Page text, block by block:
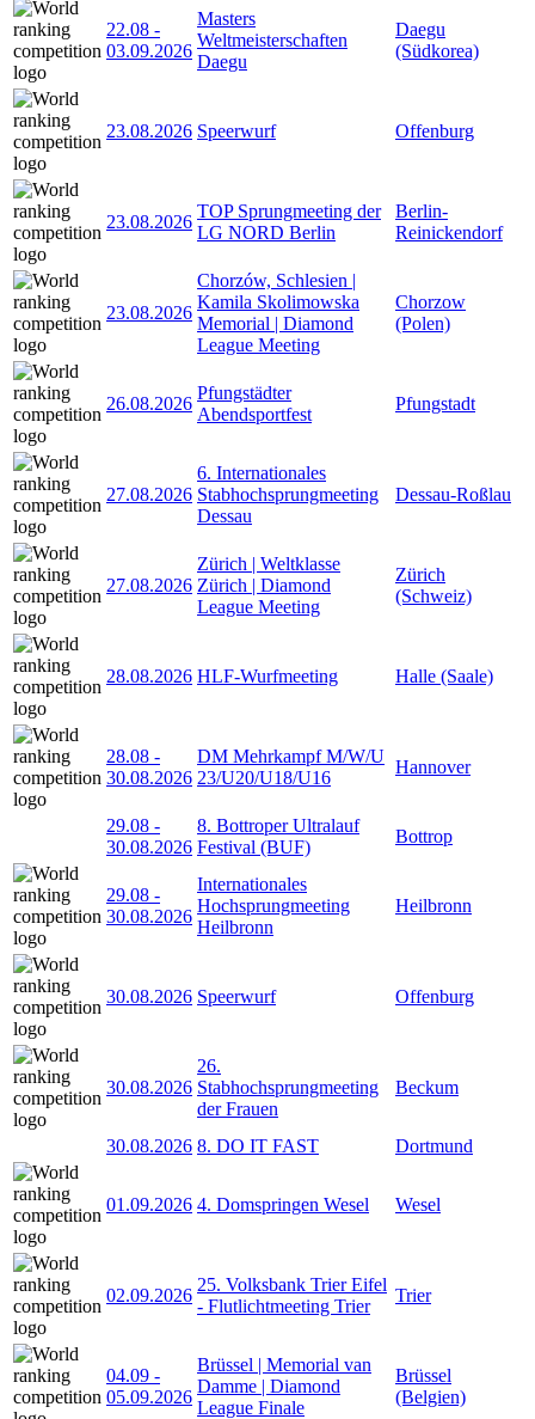
22.08 -
03.09.2026
Masters
Weltmeisterschaften
Daegu
Daegu
(Südkorea)
23.08.2026 Speerwurf Offenburg
23.08.2026
TOP Sprungmeeting der
LG NORD Berlin
Berlin-
Reinickendorf
23.08.2026
Chorzów, Schlesien |
Kamila Skolimowska
Memorial | Diamond
League Meeting
Chorzow
(Polen)
26.08.2026
Pfungstädter
Abendsportfest
Pfungstadt
27.08.2026
6. Internationales
Stabhochsprungmeeting
Dessau
Dessau-Roßlau
27.08.2026
Zürich | Weltklasse
Zürich | Diamond
League Meeting
Zürich
(Schweiz)
28.08.2026 HLF-Wurfmeeting Halle (Saale)
28.08 -
30.08.2026
DM Mehrkampf M/W/U
23/U20/U18/U16
Hannover
29.08 -
30.08.2026
8. Bottroper Ultralauf
Festival (BUF)
Bottrop
29.08 -
30.08.2026
Internationales
Hochsprungmeeting
Heilbronn
Heilbronn
30.08.2026 Speerwurf Offenburg
30.08.2026
26.
Stabhochsprungmeeting
der Frauen
Beckum
30.08.2026 8. DO IT FAST Dortmund
01.09.2026 4. Domspringen Wesel Wesel
02.09.2026
25. Volksbank Trier Eifel
- Flutlichtmeeting Trier
Trier
04.09 -
05.09.2026
Brüssel | Memorial van
Damme | Diamond
League Finale
Brüssel
(Belgien)